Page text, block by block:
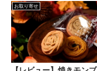
お取り寄せ